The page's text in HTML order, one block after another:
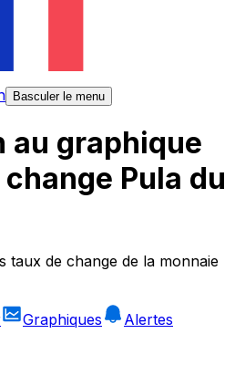
Basculer le menu
au graphique
Pula du
taux de change de la monnaie
Graphiques
Alertes